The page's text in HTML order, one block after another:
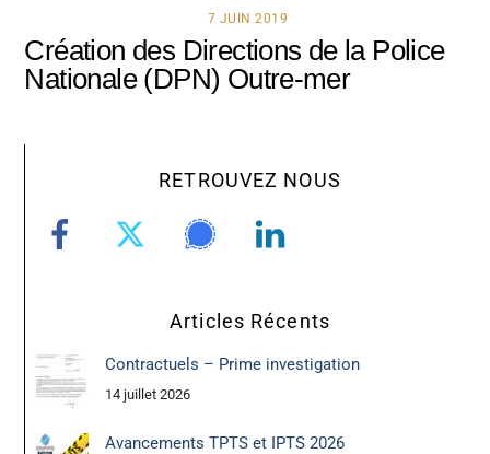
7 JUIN 2019
Création des Directions de la Police
Nationale (DPN) Outre-mer
RETROUVEZ NOUS
Articles Récents
Contractuels – Prime investigation
14 juillet 2026
Avancements TPTS et IPTS 2026